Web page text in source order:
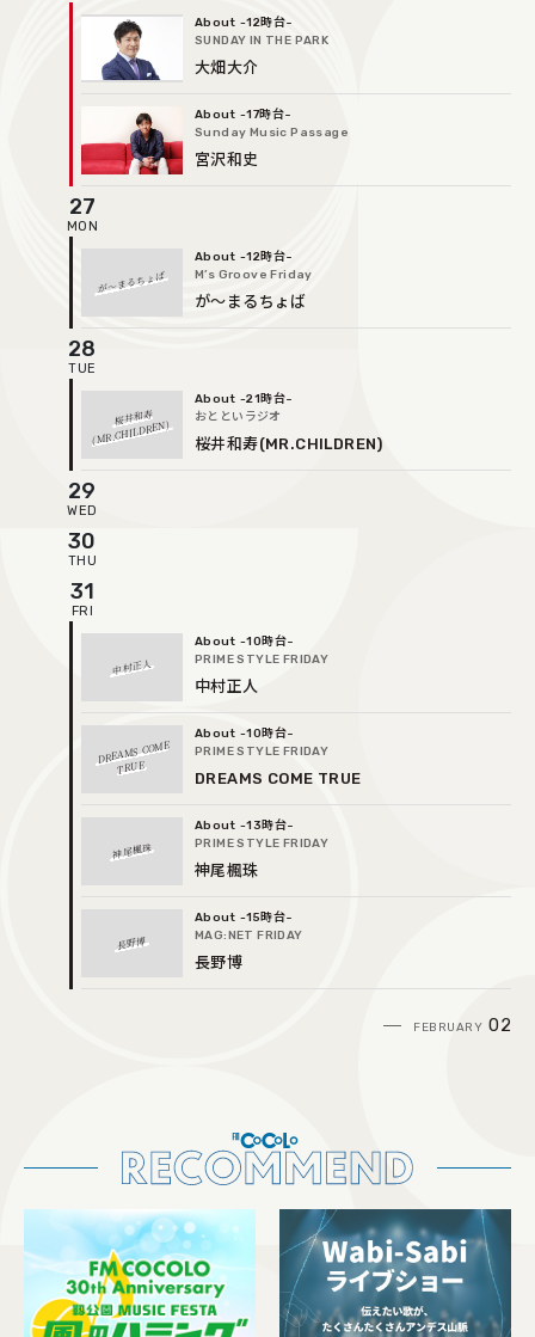
-12時台
SUNDAY IN THE PARK
大畑大介
-17時台
Sunday Music Passage
宮沢和史
27
が〜まるちょば
-12時台
M’s Groove Friday
が〜まるちょば
28
桜井和寿
(MR.CHILDREN)
-21時台
おとといラジオ
桜井和寿(MR.CHILDREN)
29
30
31
中村正人
-10時台
PRIME STYLE FRIDAY
中村正人
DREAMS COME
TRUE
-10時台
PRIME STYLE FRIDAY
DREAMS COME TRUE
神尾楓珠
-13時台
PRIME STYLE FRIDAY
神尾楓珠
長野博
-15時台
MAG:NET FRIDAY
長野博
FEBRUARY 02